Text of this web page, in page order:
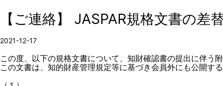
【ご連絡】 JASPAR規格文書の差
2021-12-17
この度、以下の規格文書について、知財確認書の提出に伴う
この文書は、知的財産管理規定等に基づき会員外にも公開す